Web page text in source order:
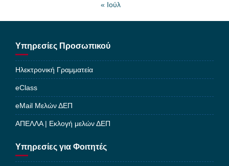
« Ιούλ
Υπηρεσίες Προσωπικού
Ηλεκτρονική Γραμματεία
eClass
eMail Μελών ΔΕΠ
ΑΠΕΛΛΑ | Εκλογή μελών ΔΕΠ
Υπηρεσίες για Φοιτητές